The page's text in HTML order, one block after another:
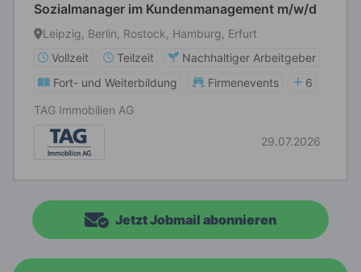
Sozialmanager im Kundenmanagement m/w/d
Leipzig, Berlin, Rostock, Hamburg, Erfurt
Vollzeit
Teilzeit
Nachhaltiger Arbeitgeber
Fort- und Weiterbildung
Firmenevents
6
TAG Immobilien AG
29.07.2026
Jetzt Jobmail abonnieren